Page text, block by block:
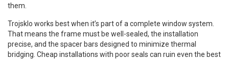
them.
Trojsklo works best when it’s part of a complete window system.
That means the frame must be well-sealed, the installation
precise, and the spacer bars designed to minimize thermal
bridging. Cheap installations with poor seals can ruin even the best